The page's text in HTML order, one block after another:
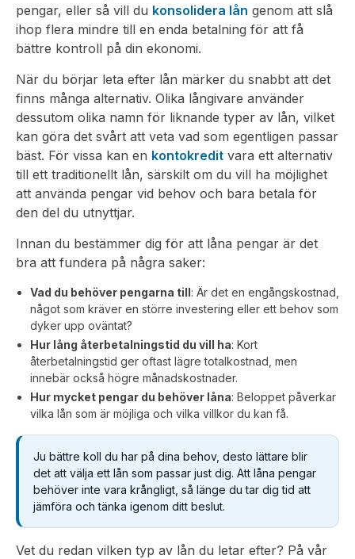
pengar, eller så vill du konsolidera lån genom att slå
ihop flera mindre till en enda betalning för att få
bättre kontroll på din ekonomi.
När du börjar leta efter lån märker du snabbt att det
finns många alternativ. Olika långivare använder
dessutom olika namn för liknande typer av lån, vilket
kan göra det svårt att veta vad som egentligen passar
bäst. För vissa kan en kontokredit vara ett alternativ
till ett traditionellt lån, särskilt om du vill ha möjlighet
att använda pengar vid behov och bara betala för
den del du utnyttjar.
Innan du bestämmer dig för att låna pengar är det
bra att fundera på några saker:
Vad du behöver pengarna till: Är det en engångskostnad,
något som kräver en större investering eller ett behov som
dyker upp oväntat?
Hur lång återbetalningstid du vill ha: Kort
återbetalningstid ger oftast lägre totalkostnad, men
innebär också högre månadskostnader.
Hur mycket pengar du behöver låna: Beloppet påverkar
vilka lån som är möjliga och vilka villkor du kan få.
Ju bättre koll du har på dina behov, desto lättare blir
det att välja ett lån som passar just dig. Att låna pengar
behöver inte vara krångligt, så länge du tar dig tid att
jämföra och tänka igenom ditt beslut.
Vet du redan vilken typ av lån du letar efter? På vår